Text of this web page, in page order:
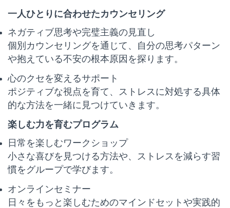
一人ひとりに合わせたカウンセリング
ネガティブ思考や完璧主義の見直し
個別カウンセリングを通じて、自分の思考パターン
や抱えている不安の根本原因を探ります。
心のクセを変えるサポート
ポジティブな視点を育て、ストレスに対処する具体
的な方法を一緒に見つけていきます。
楽しむ力を育むプログラム
日常を楽しむワークショップ
小さな喜びを見つける方法や、ストレスを減らす習
慣をグループで学びます。
オンラインセミナー
日々をもっと楽しむためのマインドセットや実践的